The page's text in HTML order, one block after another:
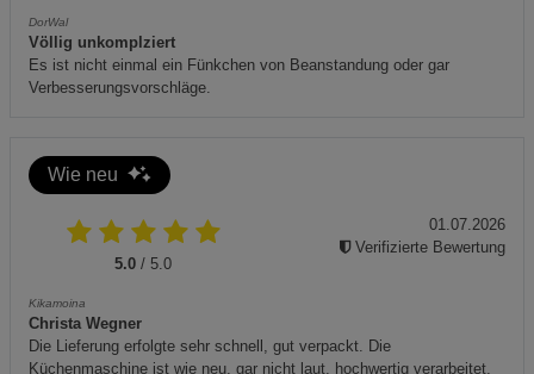
Informationen zur korrekten Nutzung.
DorWal
Völlig unkomplziert
Es ist nicht einmal ein Fünkchen von Beanstandung oder gar
Verbesserungsvorschläge.
Wie neu
5.0 / 5.0
Kikamoina
Christa Wegner
Die Lieferung erfolgte sehr schnell, gut verpackt. Die
Küchenmaschine ist wie neu, gar nicht laut, hochwertig verarbeitet,
01.07.2026
Verifizierte Bewertung